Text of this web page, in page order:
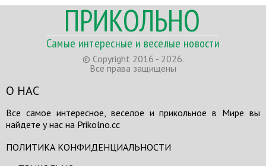
ПРИКОЛЬНО
Самые интересные и веселые новости
© Copyright 2016 - 2026.
Все права защищены
О НАС
Все самое интересное, веселое и прикольное в Мире вы
найдете у нас на Prikolno.cc
ПОЛИТИКА КОНФИДЕНЦИАЛЬНОСТИ